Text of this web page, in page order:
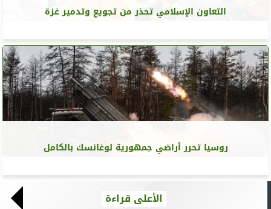
التعاون الإسلامي تحذر من تجويع وتدمير غزة
روسيا تحرر أراضي جمهورية لوغانسك بالكامل
الأعلى قراءة